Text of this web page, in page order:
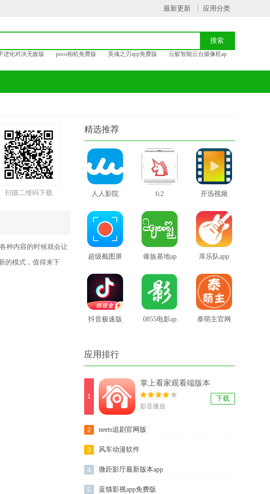
最新更新 应用分类
进化对决无敌版 poco相机免费版 英魂之刃app免费版
云蚁智能云台摄像机ap
扫描二维码下载
种内容的时候就会让
的模式，值得来下
精选推荐
人人影院 fc2 开迅视频
超级截图屏
录屏大师
傣族基地ap
p苹果版
库乐队app
抖音极速版 0855电影ap 泰萌主官网
应用排行
1
掌上看家观看端版本
影音播放
下载
2 neets追剧官网版
3 风车动漫软件
4 微距影厅最新版本app
5 蓝猫影视app免费版